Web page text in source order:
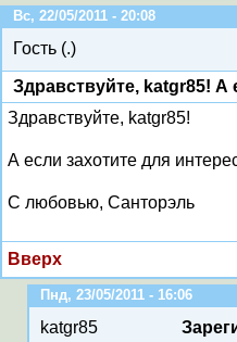
Вс, 22/05/2011 - 20:08
Гость (.)
Здравствуйте, katgr85! А
Здравствуйте, katgr85!
А если захотите для
С любовью, Санторэль
Вверх
Пнд, 23/05/2011 - 16:06
katgr85